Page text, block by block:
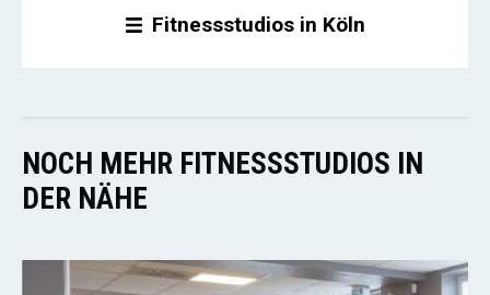
Fitnessstudios in Köln
NOCH MEHR FITNESSSTUDIOS IN
DER NÄHE